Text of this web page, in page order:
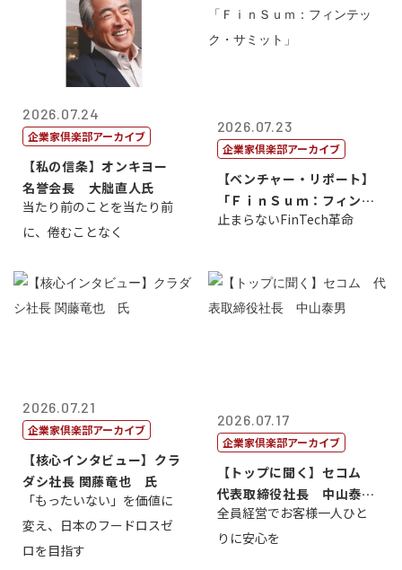
2026.07.24
企業家倶楽部アーカイブ
【私の信条】オンキヨー
名誉会長 大朏直人氏
当たり前のことを当たり前
に、倦むことなく
2026.07.23
企業家倶楽部アーカイブ
【ベンチャー・リポート】
「ＦｉｎＳｕｍ：フィンテ
ック・サミッ...
止まらないFinTech革命
2026.07.21
企業家倶楽部アーカイブ
【核心インタビュー】クラ
ダシ社長 関藤竜也 氏
「もったいない」を価値に
変え、日本のフードロスゼ
ロを目指す
2026.07.17
企業家倶楽部アーカイブ
【トップに聞く】セコム
代表取締役社長 中山泰
男
全員経営でお客様一人ひと
りに安心を